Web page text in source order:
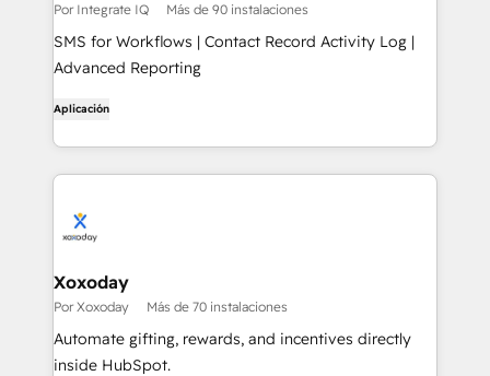
Por Integrate IQ Más de 90 instalaciones
SMS for Workflows | Contact Record Activity Log |
Advanced Reporting
Aplicación
Xoxoday
Por Xoxoday Más de 70 instalaciones
Automate gifting, rewards, and incentives directly
inside HubSpot.